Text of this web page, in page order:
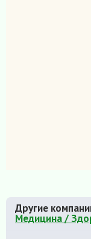
Другие
Медицина /